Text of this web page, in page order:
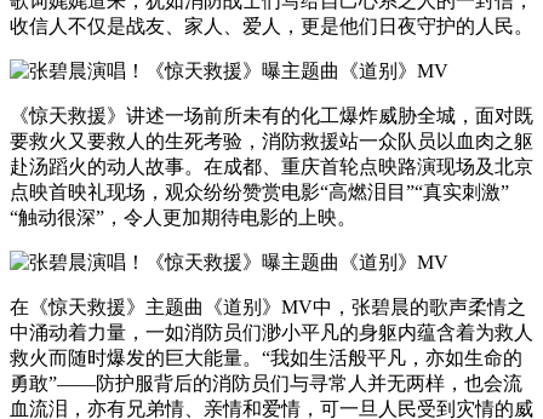
收信人不仅是战友、家人、爱人，更是他们日夜守护的人民。
《惊天救援》讲述一场前所未有的化工爆炸威胁全城，面对既
要救火又要救人的生死考验，消防救援站一众队员以血肉之躯
赴汤蹈火的动人故事。在成都、重庆首轮点映路演现场及北京
点映首映礼现场，观众纷纷赞赏电影“高燃泪目”“真实刺激”
“触动很深”，令人更加期待电影的上映。
在《惊天救援》主题曲《道别》MV中，张碧晨的歌声柔情之
中涌动着力量，一如消防员们渺小平凡的身躯内蕴含着为救人
救火而随时爆发的巨大能量。“我如生活般平凡，亦如生命的
勇敢”——防护服背后的消防员们与寻常人并无两样，也会流
血流泪，亦有兄弟情、亲情和爱情，可一旦人民受到灾情的威